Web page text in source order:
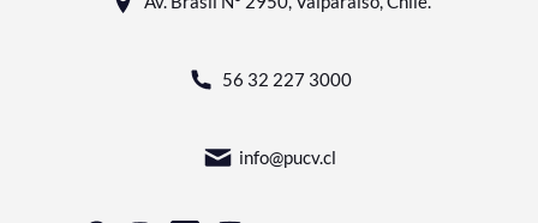
56 32 227 3000
info@pucv.cl